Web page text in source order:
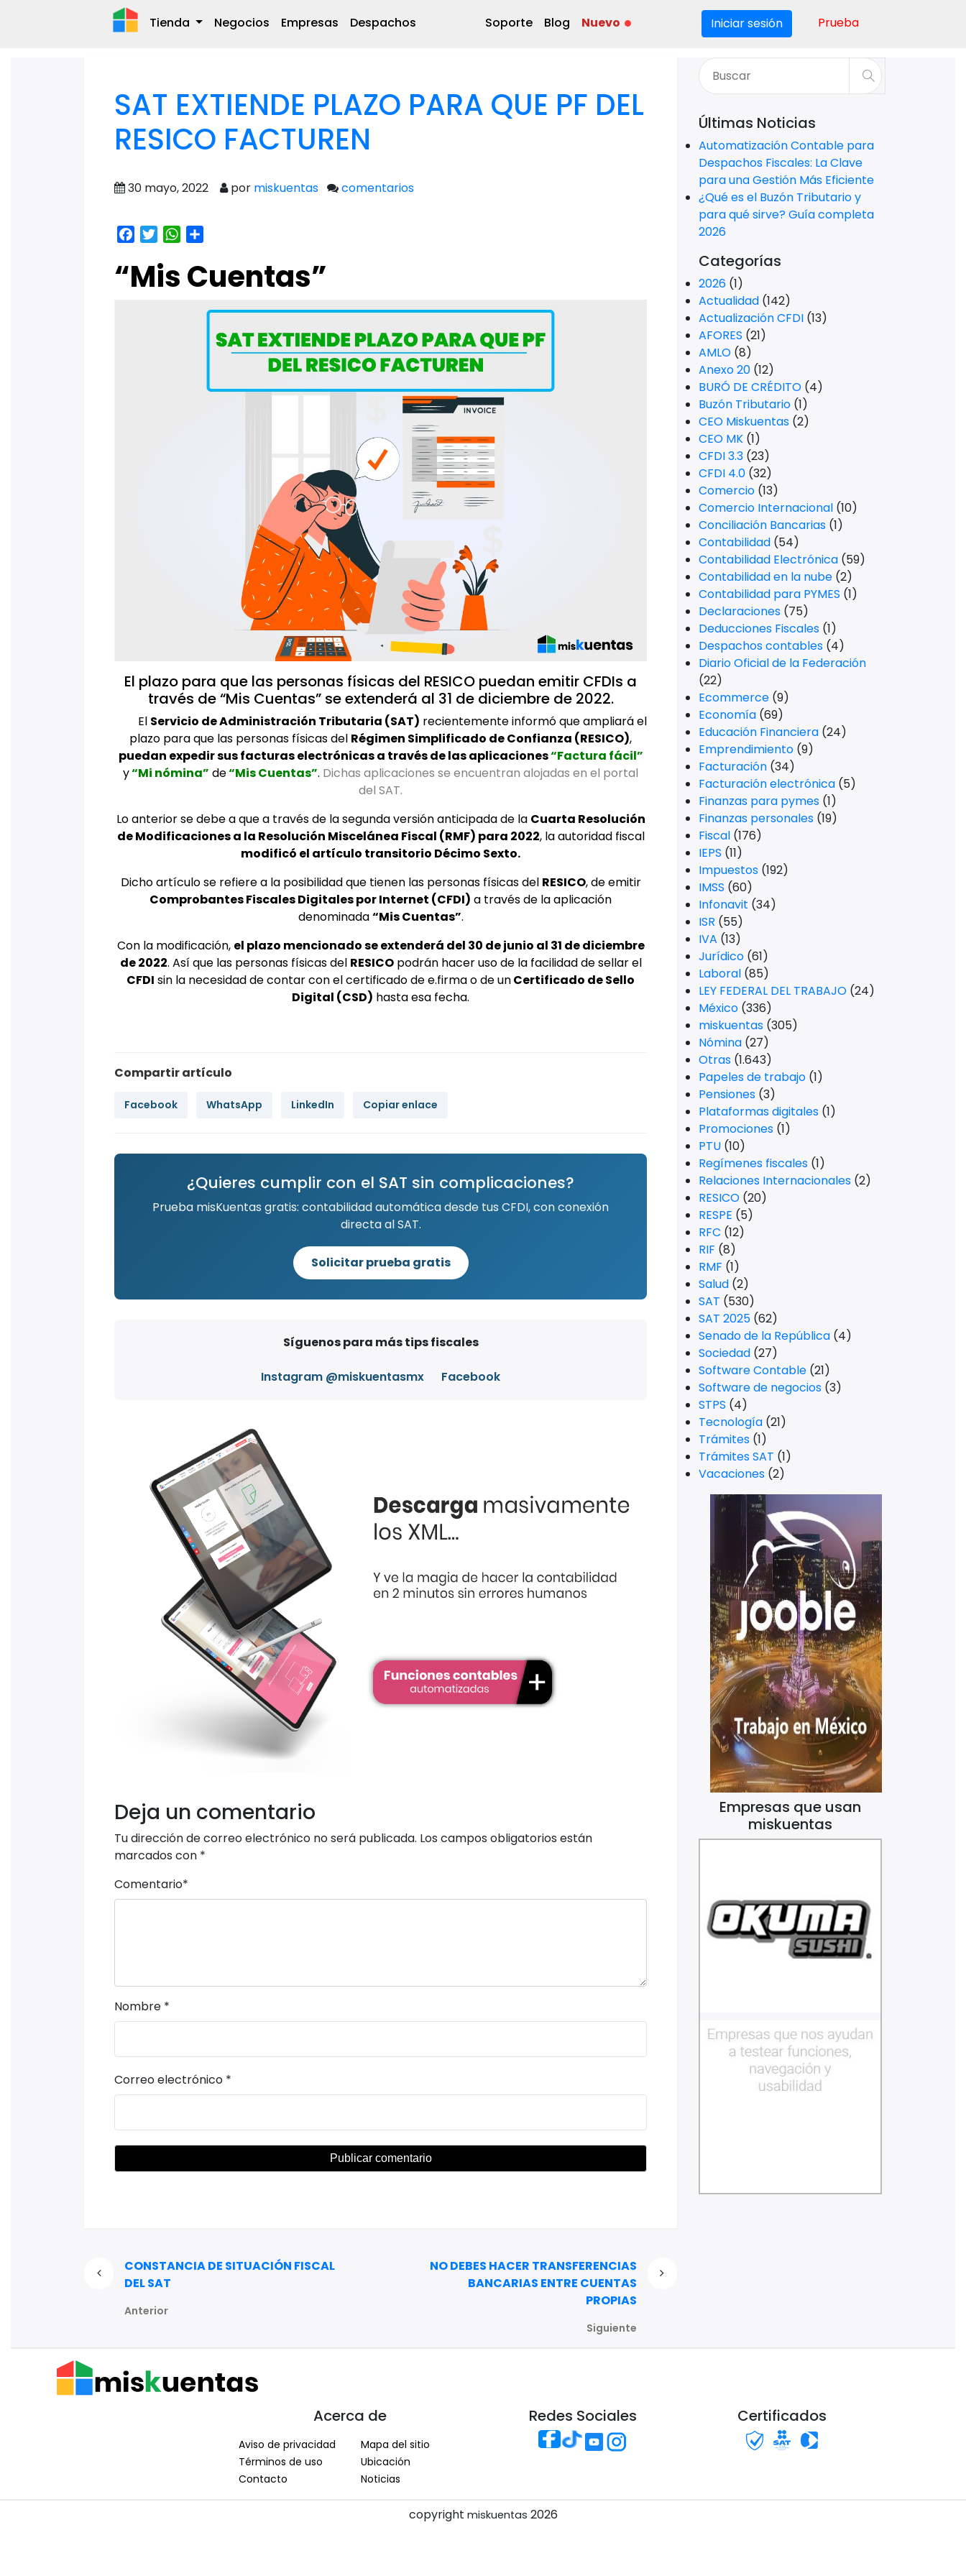
Tienda Negocios Empresas Despachos Soporte Blog Nuevo Iniciar sesión Prueba
SAT EXTIENDE PLAZO PARA QUE PF DEL
RESICO FACTUREN
30 mayo, 2022 por miskuentas comentarios
Facebook
TwitterWhatsApp
“Mis Cuentas”
El plazo para que las personas físicas del RESICO puedan emitir CFDIs a
través de “Mis Cuentas” se extenderá al 31 de diciembre de 2022.
El Servicio de Administración Tributaria (SAT) recientemente informó que ampliará el
plazo para que las personas físicas del Régimen Simplificado de Confianza (RESICO),
puedan expedir sus facturas electrónicas a través de las aplicaciones“Factura fácil”
y“Mi nómina” de“Mis Cuentas”. Dichas aplicaciones se encuentran alojadas en el portal
del SAT.
Lo anterior se debe a que a través de la segunda versión anticipada de la Cuarta Resolución
de Modificaciones a la Resolución Miscelánea Fiscal (RMF) para 2022, la autoridad fiscal
modificó el artículo transitorio Décimo Sexto.
Dicho artículo se refiere a la posibilidad que tienen las personas físicas del RESICO, de emitir
Comprobantes Fiscales Digitales por Internet (CFDI) a través de la aplicación
denominada“Mis Cuentas”.
Con la modificación, el plazo mencionado se extenderá del 30 de junio al 31 de diciembre
de 2022. Así que las personas físicas del RESICOpodrán hacer uso de la facilidad de sellar el
CFDI sin la necesidad de contar con el certificado de e.firma o de unCertificado de Sello
Digital (CSD) hasta esa fecha.
Compartir artículo
Facebook WhatsApp LinkedIn Copiar enlace
¿Quieres cumplir con el SAT sin complicaciones?
Prueba misKuentas gratis: contabilidad automática desde tus CFDI, con conexión
directa al SAT.
Solicitar prueba gratis
Síguenos para más tips fiscales
Instagram @miskuentasmx Facebook
Deja un comentario
Tu dirección de correo electrónico no será publicada. Los campos obligatorios están
marcados con *
Comentario*
Nombre *
Correo electrónico *
CONSTANCIA DE SITUACIÓN FISCAL
DEL SAT
Anterior
NO DEBES HACER TRANSFERENCIAS
BANCARIAS ENTRE CUENTAS
PROPIAS
Siguiente
Últimas Noticias
Automatización Contable para
Despachos Fiscales: La Clave
para una Gestión Más Eficiente
¿Qué es el Buzón Tributario y
para qué sirve? Guía completa
2026
Categorías
2026 (1)
Actualidad (142)
Actualización CFDI (13)
AFORES (21)
AMLO (8)
Anexo 20 (12)
BURÓ DE CRÉDITO (4)
Buzón Tributario (1)
CEO Miskuentas (2)
CEO MK (1)
CFDI 3.3 (23)
CFDI 4.0 (32)
Comercio (13)
Comercio Internacional (10)
Conciliación Bancarias (1)
Contabilidad (54)
Contabilidad Electrónica (59)
Contabilidad en la nube (2)
Contabilidad para PYMES (1)
Declaraciones (75)
Deducciones Fiscales (1)
Despachos contables (4)
Diario Oficial de la Federación
(22)
Ecommerce (9)
Economía (69)
Educación Financiera (24)
Emprendimiento (9)
Facturación (34)
Facturación electrónica (5)
Finanzas para pymes (1)
Finanzas personales (19)
Fiscal (176)
IEPS (11)
Impuestos (192)
IMSS (60)
Infonavit (34)
ISR (55)
IVA (13)
Jurídico (61)
Laboral (85)
LEY FEDERAL DEL TRABAJO (24)
México (336)
miskuentas (305)
Nómina (27)
Otras (1.643)
Papeles de trabajo (1)
Pensiones (3)
Plataformas digitales (1)
Promociones (1)
PTU (10)
Regímenes fiscales (1)
Relaciones Internacionales (2)
RESICO (20)
RESPE (5)
RFC (12)
RIF (8)
RMF (1)
Salud (2)
SAT (530)
SAT 2025 (62)
Senado de la República (4)
Sociedad (27)
Software Contable (21)
Software de negocios (3)
STPS (4)
Tecnología (21)
Trámites (1)
Trámites SAT (1)
Vacaciones (2)
Empresas que usan
miskuentas
Acerca de
Aviso de privacidad
Términos de uso
Contacto
Mapa del sitio
Ubicación
Noticias
Redes Sociales Certificados
copyright miskuentas 2026